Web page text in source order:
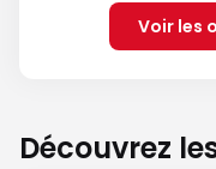
Voir les
Découvrez